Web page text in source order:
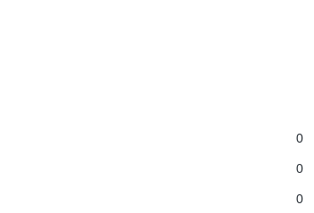
0
0
0